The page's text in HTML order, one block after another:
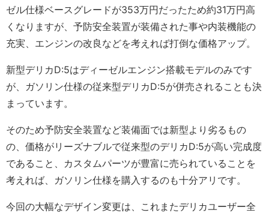
ゼル仕様ベースグレードが353万円だったため約31万円高
くなりますが、予防安全装置が装備された事や内装機能の
充実、エンジンの改良などを考えれば打倒な価格アップ。
新型デリカD:5はディーゼルエンジン搭載モデルのみです
が、ガソリン仕様の従来型デリカD:5が併売されることも決
まっています。
そのため予防安全装置など装備面では新型より劣るもの
の、価格がリーズナブルで従来型のデリカD:5が高い完成度
であること、カスタムパーツが豊富に売られていることを
考えれば、ガソリン仕様を購入するのも十分アリです。
今回の大幅なデザイン変更は、これまたデリカユーザー全